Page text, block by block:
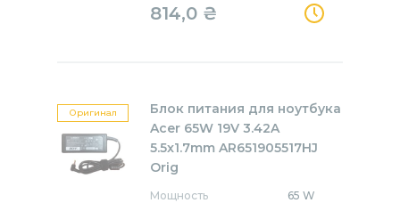
814,0 ₴
Оригинал
Блок питания для ноутбука
Acer 65W 19V 3.42A
5.5x1.7mm AR651905517HJ
Orig
Мощность
65 W